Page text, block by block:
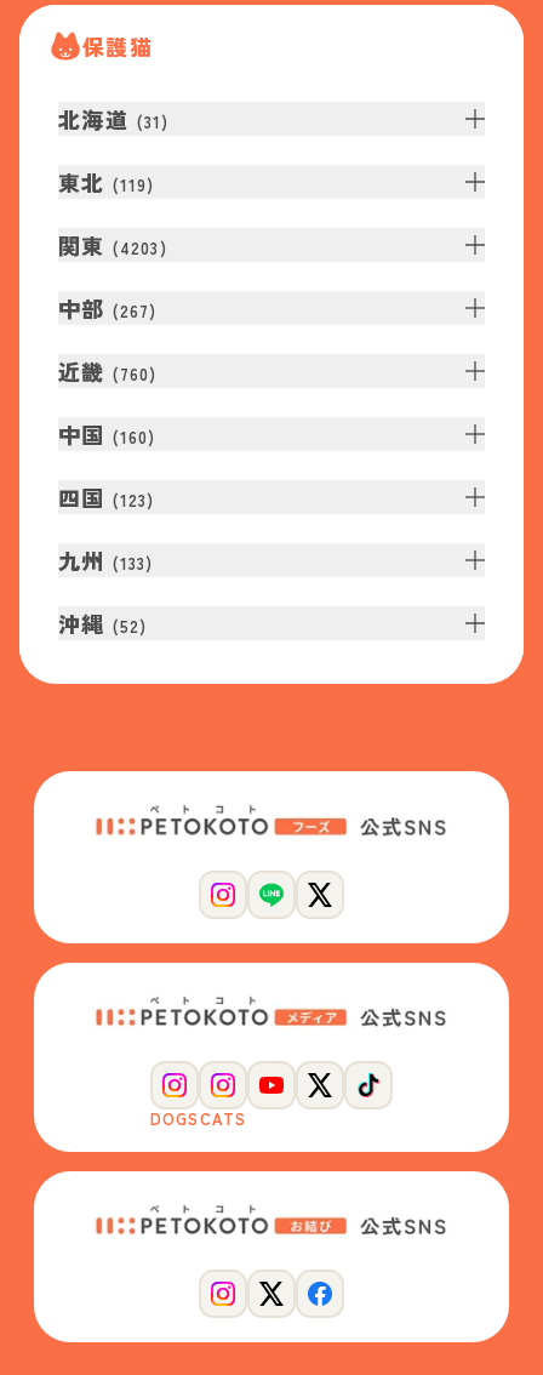
保護猫
北海道 (31 )
東北 (119)
関東 (4203 )
中部 (267)
近畿 (760)
中国 (160)
四国 (123)
九州 (133)
沖縄 (52)
DOGSCATS